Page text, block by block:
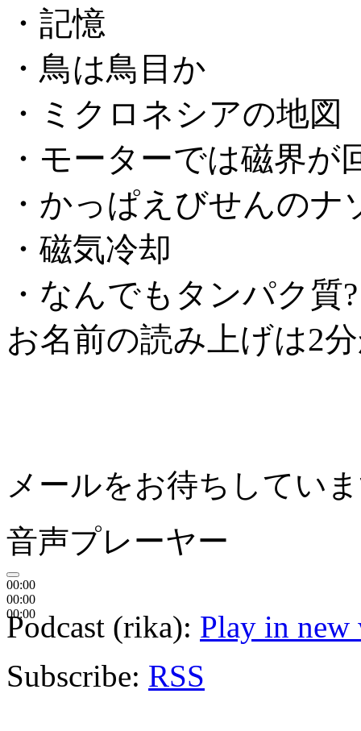
・記憶
・鳥は鳥目か
・ミクロネシアの地図
・モーターでは磁界が
・かっぱえびせんのナ
・磁気冷却
・なんでもタンパク質?
お名前の読み上げは2
メールをお待ちしてい
音声プレーヤー
00:00
00:00
00:00
Podcast (rika): Play in
Subscribe: RSS